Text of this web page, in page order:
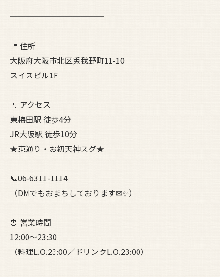
────────────
📍 住所
大阪府大阪市北区兎我野町11-10
スイスビル1F
🚶 アクセス
東梅田駅 徒歩4分
JR大阪駅 徒歩10分
★東通り・お初天神スグ★
📞06-6311-1114
（DMでもおまちしております✉✨）
⏰ 営業時間
12:00〜23:30
（料理L.O.23:00／ドリンクL.O.23:00）